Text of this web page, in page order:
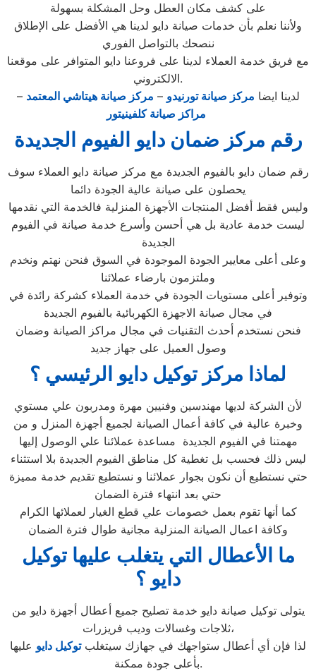
على كشف مكان العطل وحل المشكلة بسهولة
ولأننا نعلم بأن خدمات صيانة دايو لدينا هي الأفضل على الإطلاق
ننصحك بالتواصل الفوري
مع فريق خدمة العملاء لدينا على فروعنا دايو المتوافر على موقعنا
الالكتروني.
لدينا ايضا مركز صيانة تورنيدو – مركز صيانة هيتاشي المعتمد –
مراكز صيانة كلفينيتور
رقم مركز ضمان دايو الفيوم الجديدة
رقم ضمان دايو بالفيوم الجديدة مع مركز صيانة دايو العملاء سوف
يحصلون على صيانة عالية الجودة دائما
وليس فقط أفضل المنتجات الأجهزة المنزلية فالخدمة التي نقدمها
ليست خدمة عادية بل هي أحسن وأسرع خدمة صيانة في الفيوم
الجديدة
وعلى أعلى معايير الجودة الموجودة في السوق فنحن نهتم ونخدم
وملتزمون بارضاء عملائنا
وتوفير أعلى مستويات الجودة في خدمة العملاء كشركة رائدة في
في مجال صيانة الاجهزة الكهربائية بالفيوم الجديدة
فنحن نستخدم أحدث التقنيات في مجال مراكز الصيانة وضمان
وصول العميل على جهاز جديد
لماذا مركز توكيل دايو الرئيسي ؟
لأن الشركة لديها مهندسين وفنيين مهرة ومدربون علي مستوي
وخبرة عالية في كافة أعمال الصيانة لجميع أجهزة المنزل و من
مهمتنا في الفيوم الجديدة مساعدة عملائنا علي الوصول إليها
ليس ذلك فحسب بل تغطية كل مناطق الفيوم الجديدة بلا استثناء
حتي نستطيع أن نكون بجوار عملائنا و نستطيع تقديم خدمة مميزة
حتي بعد انتهاء فترة الضمان
كما أنها تقوم بعمل خصومات علي قطع الغيار لعملائها الكرام
وكافة اعمال الصيانة المنزلية مجانية طوال فترة الضمان
ما الأعطال التي يتغلب عليها توكيل
دايو ؟
يتولى توكيل صيانة دايو خدمة تصليح جميع أعطال أجهزة دايو من
ثلاجات وغسالات وديب فريزرات،
لذا فإن أي أعطال ستواجهك في جهازك سيتغلبتوكيل دايو عليها
بأعلى جودة ممكنة.